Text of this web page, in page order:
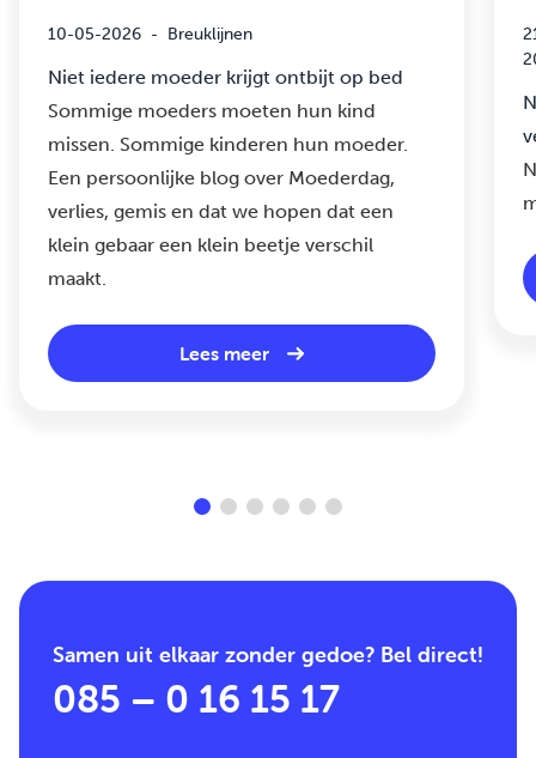
10-05-2026 - Breuklijnen
Niet iedere moeder krijgt ontbijt op bed
Sommige moeders moeten hun kind
missen. Sommige kinderen hun moeder.
Een persoonlijke blog over Moederdag,
verlies, gemis en dat we hopen dat een
klein gebaar een klein beetje verschil
maakt.
Lees meer
Samen uit elkaar zonder gedoe? Bel direct!
085 – 0 16 15 17